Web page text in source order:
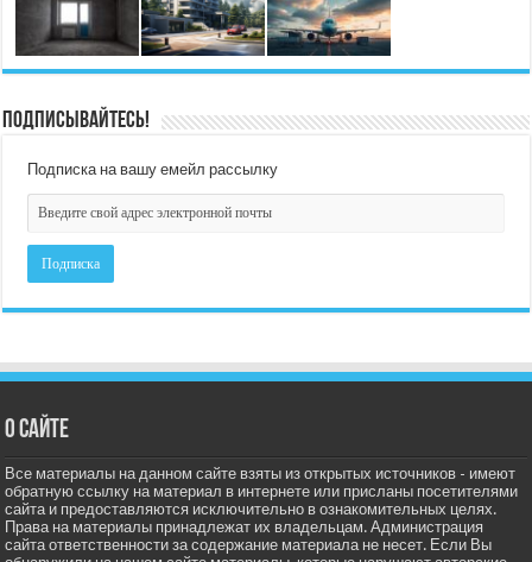
Подписывайтесь!
Подписка на вашу емейл рассылку
О сайте
Все материалы на данном сайте взяты из открытых источников - имеют
обратную ссылку на материал в интернете или присланы посетителями
сайта и предоставляются исключительно в ознакомительных целях.
Права на материалы принадлежат их владельцам. Администрация
сайта ответственности за содержание материала не несет. Если Вы